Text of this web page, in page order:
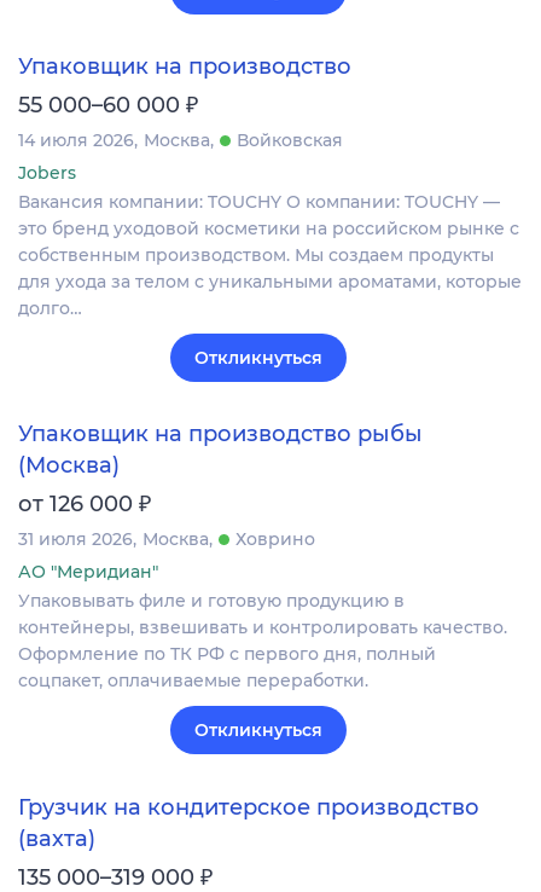
Упаковщик на производство
55 000–60 000 ₽
14 июля 2026 Москва
Войковская
Jobers
Вакансия компании: TOUCHY О компании: TOUCHY —
это бренд уходовой косметики на российском рынке с
собственным производством. Мы создаем продукты
для ухода за телом с уникальными ароматами, которые
долго…
Откликнуться
Упаковщик на производство рыбы
(Москва)
от 126 000 ₽
31 июля 2026 Москва
Ховрино
АО "Меридиан"
Упаковывать филе и готовую продукцию в
контейнеры, взвешивать и контролировать качество.
Оформление по ТК РФ с первого дня, полный
соцпакет, оплачиваемые переработки.
Откликнуться
Грузчик на кондитерское производство
(вахта)
135 000–319 000 ₽